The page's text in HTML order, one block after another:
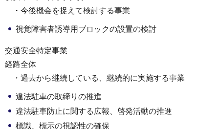
・今後機会を捉えて検討する事業
視覚障害者誘導用ブロックの設置の検討
交通安全特定事業
経路全体
・過去から継続している、継続的に実施する事業
違法駐車の取締りの推進
違法駐車防止に関する広報、啓発活動の推進
標識、標示の視認性の確保